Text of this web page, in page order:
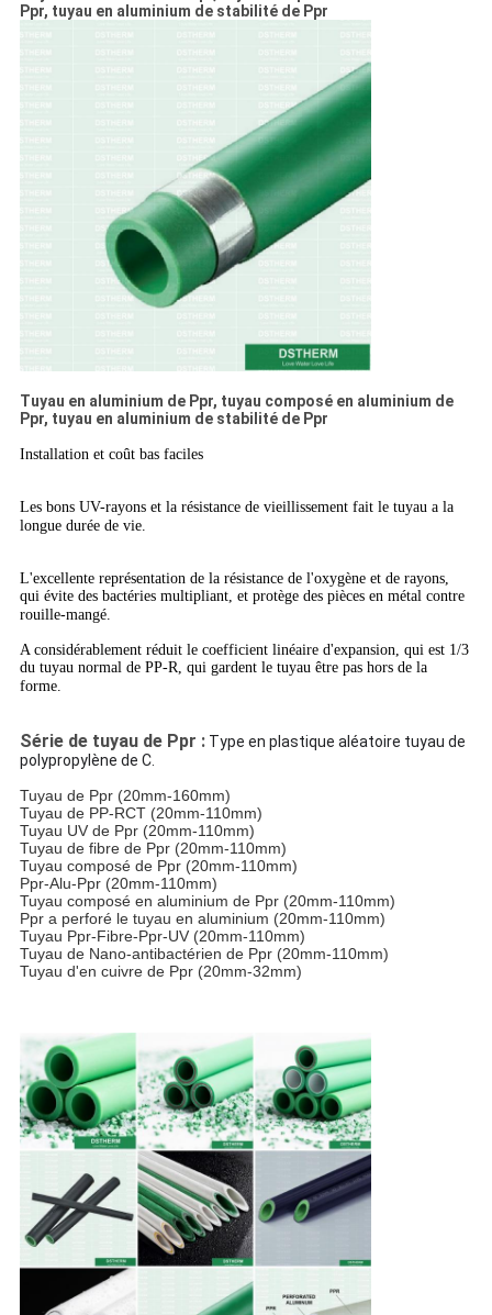
Ppr, tuyau en aluminium de stabilité de Ppr
Tuyau en aluminium de Ppr, tuyau composé en aluminium de
Ppr, tuyau en aluminium de stabilité de Ppr
Installation et coût bas faciles
Les bons UV-rayons et la résistance de vieillissement fait le tuyau a la
longue durée de vie.
L'excellente représentation de la résistance de l'oxygène et de rayons,
qui évite des bactéries multipliant, et protège des pièces en métal contre
rouille-mangé.
A considérablement réduit le coefficient linéaire d'expansion, qui est 1/3
du tuyau normal de PP-R, qui gardent le tuyau être pas hors de la
forme.
Série de tuyau de Ppr : Type en plastique aléatoire tuyau de
polypropylène de C.
Tuyau de Ppr (20mm-160mm)
Tuyau de PP-RCT (20mm-110mm)
Tuyau UV de Ppr (20mm-110mm)
Tuyau de fibre de Ppr (20mm-110mm)
Tuyau composé de Ppr (20mm-110mm)
Ppr-Alu-Ppr (20mm-110mm)
Tuyau composé en aluminium de Ppr (20mm-110mm)
Ppr a perforé le tuyau en aluminium (20mm-110mm)
Tuyau Ppr-Fibre-Ppr-UV (20mm-110mm)
Tuyau de Nano-antibactérien de Ppr (20mm-110mm)
Tuyau d'en cuivre de Ppr (20mm-32mm)